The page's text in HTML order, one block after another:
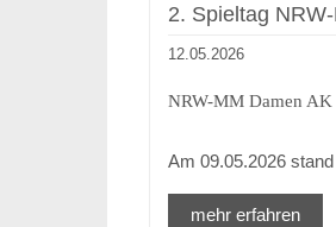
2. Spieltag
12.05.2026
NRW-MM Damen
Am 09.05.2026
mehr erfahren